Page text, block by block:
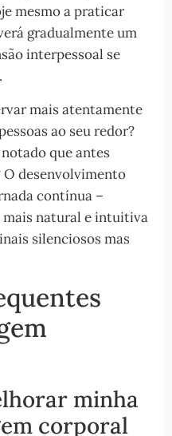
mesmo a praticar
gradualmente um
interpessoal se
mais atentamente
ao seu redor?
que antes
O desenvolvimento
contínua –
natural e intuitiva
silenciosos mas
minha
corporal